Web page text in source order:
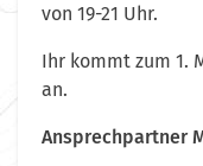
von 19-21 Uhr.
Ihr kommt zum 1.
an.
Ansprechpartner